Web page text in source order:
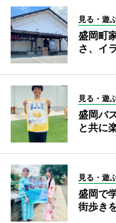
見る・遊
盛岡町
さ、イ
見る・遊
盛岡バ
と共に
見る・遊
盛岡で
街歩き